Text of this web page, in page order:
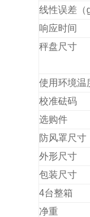
线性误差（
响应时间
秤盘尺寸
使用环境温
校准砝码
选购件
防风罩尺寸
外形尺寸
包装尺寸
4台整箱
净重